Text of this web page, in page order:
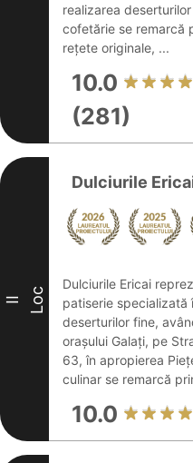
realizarea
cofetărie se remarcă
rețete originale, ...
10.0
(281)
II Loc
Dulciurile
Dulciurile Ericai
patiserie specializată
deserturilor fine,
orașului Galați, pe
63, în apropierea
culinar se remarcă
10.0